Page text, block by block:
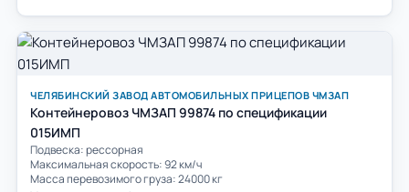
ЧЕЛЯБИНСКИЙ ЗАВОД АВТОМОБИЛЬНЫХ ПРИЦЕПОВ ЧМЗАП
Контейнеровоз ЧМЗАП 99874 по спецификации
015ИМП
Подвеска: рессорная
Максимальная скорость: 92 км/ч
Масса перевозимого груза: 24000 кг